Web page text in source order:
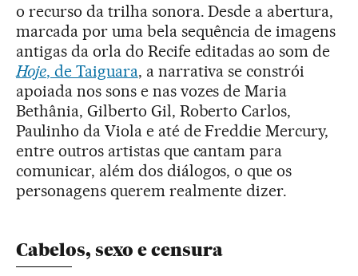
o recurso da trilha sonora. Desde a abertura,
marcada por uma bela sequência de imagens
antigas da orla do Recife editadas ao som de
Hoje, de Taiguara, a narrativa se constrói
apoiada nos sons e nas vozes de Maria
Bethânia, Gilberto Gil, Roberto Carlos,
Paulinho da Viola e até de Freddie Mercury,
entre outros artistas que cantam para
comunicar, além dos diálogos, o que os
personagens querem realmente dizer.
Cabelos, sexo e censura